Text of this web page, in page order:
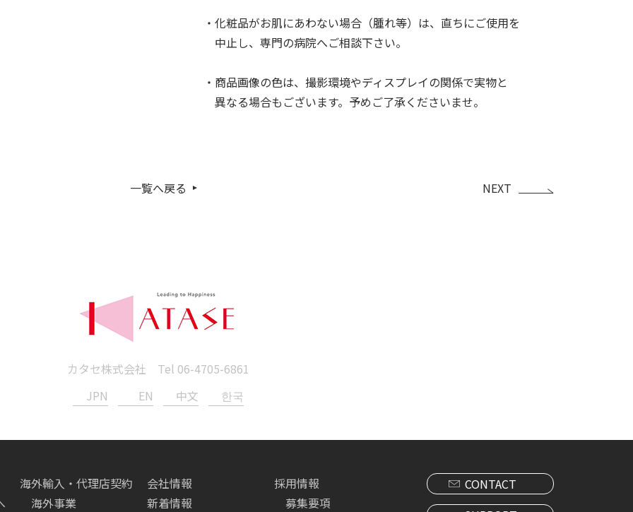
・化粧品がお肌にあわない場合（腫れ等）は、直ちにご使用を
中止し、専門の病院へご相談下さい。
・商品画像の色は、撮影環境やディスプレイの関係で実物と
異なる場合もございます。予めご了承くださいませ。
一覧へ戻る NEXT
カタセ株式会社 Tel 06-4705-6861
JPN
EN 中文 한국
海外輸入・代理店契約
海外事業
会社情報
新着情報
採用情報
募集要項
CONTACT